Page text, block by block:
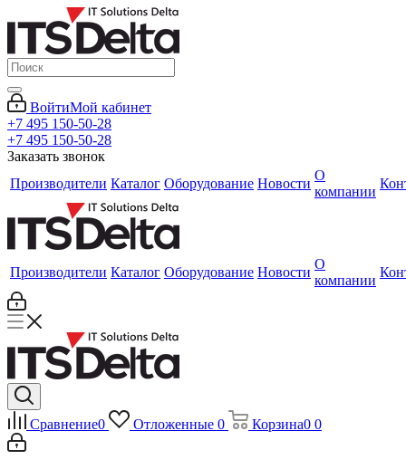
ВойтиМой кабинет
+7 495 150-50-28
+7 495 150-50-28
Заказать звонок
Производители Каталог Оборудование Новости
О
компании
Производители Каталог Оборудование Новости
О
компании
Сравнение0 Отложенные 0 Корзина0 0